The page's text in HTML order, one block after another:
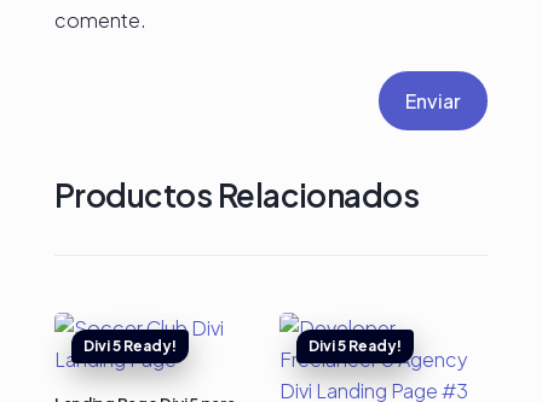
comente.
Enviar
Productos Relacionados